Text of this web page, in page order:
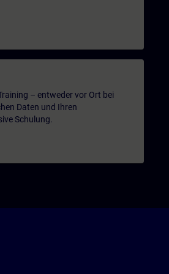
– entweder vor Ort bei
Daten und Ihren
Schulung.